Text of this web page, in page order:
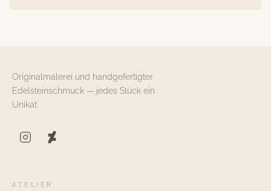
Originalmalerei und handgefertigter
Edelsteinschmuck — jedes Stück ein
Unikat.
ATELIER